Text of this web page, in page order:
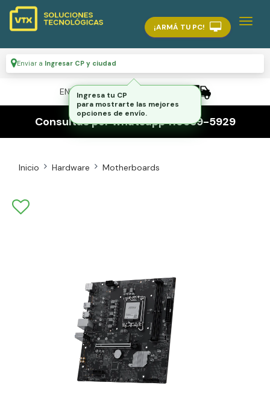
¡ARMÁ TU PC!
Enviar a Ingresar CP y ciudad
ENVÍO GRATIS A TODO EL PAÍS
Consultas por whatsapp 116559-5929
Inicio Hardware Motherboards
Ingresa tu CP
para mostrarte las mejores
opciones de envío.